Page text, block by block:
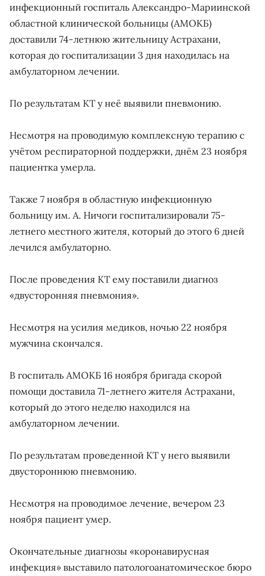
инфекционный госпиталь Александро-Мариинской
областной клинической больницы (АМОКБ)
доставили 74-летнюю жительницу Астрахани,
которая до госпитализации 3 дня находилась на
амбулаторном лечении.
По результатам КТ у неё выявили пневмонию.
Несмотря на проводимую комплексную терапию с
учётом респираторной поддержки, днём 23 ноября
пациентка умерла.
Также 7 ноября в областную инфекционную
больницу им. А. Ничоги госпитализировали 75-
летнего местного жителя, который до этого 6 дней
лечился амбулаторно.
После проведения КТ ему поставили диагноз
«двусторонняя пневмония».
Несмотря на усилия медиков, ночью 22 ноября
мужчина скончался.
В госпиталь АМОКБ 16 ноября бригада скорой
помощи доставила 71-летнего жителя Астрахани,
который до этого неделю находился на
амбулаторном лечении.
По результатам проведенной КТ у него выявили
двустороннюю пневмонию.
Несмотря на проводимое лечение, вечером 23
ноября пациент умер.
Окончательные диагнозы «коронавирусная
инфекция» выставило патологоанатомическое бюро